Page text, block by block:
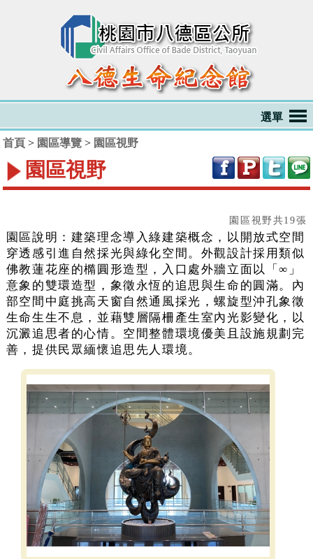
跳到主要內容區塊
選單
首頁 > 園區導覽 > 園區視野
園區視野
園區視野共19張
園區說明：建築理念導入綠建築概念，以開放式空間
穿透感引進自然採光與綠化空間。外觀設計採用類似
佛教蓮花座的橢圓形造型，入口處外牆立面以「∞」
意象的雙環造型，象徵永恆的追思與生命的圓滿。內
部空間中庭挑高天窗自然通風採光，螺旋型沖孔象徵
生命生生不息，並藉雙層隔柵產生室內光影變化，以
沉澱追思者的心情。空間整體環境優美且設施規劃完
善，提供民眾緬懷追思先人環境。